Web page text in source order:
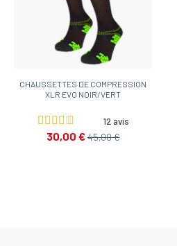
CHAUSSETTES DE COMPRESSION
XLR EVO NOIR/VERT
12 avis
30,00 €45,00 €